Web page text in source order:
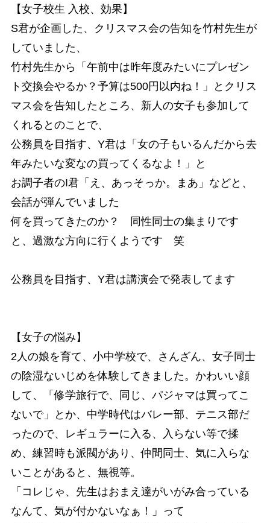
【女子校生 入校、効果】
S君が企画した、クリスマス会の告知を竹村先生が
していました、
竹村先生から「午前中は昨年度みたいにプレゼン
ト交換会やるか？予算は500円以内ね！」とクリス
マス会を告知したところ、新人の女子も参加して
くれるとのことで、
公務員を目指す、Y君は「女の子もいるんだから去
年みたいな変なの買ってくるなよ！」と
お調子者のI君「え、あっそっか。まあ」などと、
会話が弾んでいました
何を買ってきたのか？ 同性同士の集まりです
と、過激な方向に行くようです 笑
公務員を目指す、Y君は講演会で発表してます
【女子の悩み】
2人の娘を育て、小中学校で、さんざん、女子同士
の陰湿ないじめを体験してきました。かわいい顔
して、「修学旅行で、同じ、パジャマは買ってこ
ないで」とか、中学時代はバレー部、テニス部だ
ったので、レギュラーに入る、入らない等で揉
め、練習時も派閥があり、仲間同士、気に入らな
いことがあると、無視等。
「コレじゃ、先生はおまえ達がいがみ合っている
なんて、気が付かないなぁ！」って